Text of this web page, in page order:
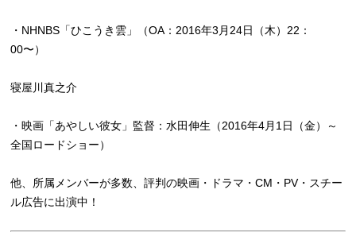
・NHNBS「ひこうき雲」（OA：2016年3月24日（木）22：
00〜）
寝屋川真之介
・映画「あやしい彼女」監督：水田伸生（2016年4月1日（金）～
全国ロードショー）
他、所属メンバーが多数、評判の映画・ドラマ・CM・PV・スチー
ル広告に出演中！